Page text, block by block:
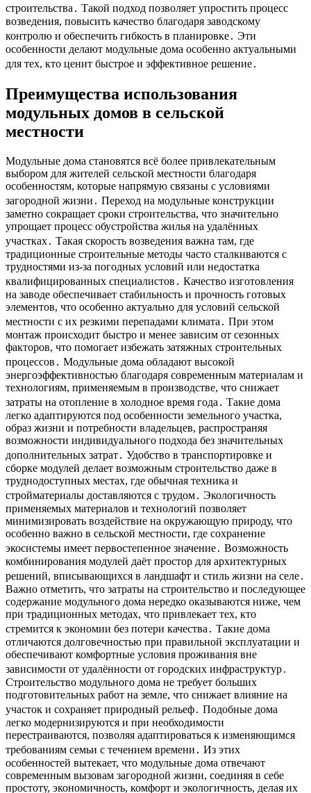
строительства․ Такой подход позволяет упростить процесс
возведения, повысить качество благодаря заводскому
контролю и обеспечить гибкость в планировке․ Эти
особенности делают модульные дома особенно актуальными
для тех, кто ценит быстрое и эффективное решение․
Преимущества использования
модульных домов в сельской
местности
Модульные дома становятся всё более привлекательным
выбором для жителей сельской местности благодаря
особенностям, которые напрямую связаны с условиями
загородной жизни․ Переход на модульные конструкции
заметно сокращает сроки строительства, что значительно
упрощает процесс обустройства жилья на удалённых
участках․ Такая скорость возведения важна там, где
традиционные строительные методы часто сталкиваются с
трудностями из-за погодных условий или недостатка
квалифицированных специалистов․ Качество изготовления
на заводе обеспечивает стабильность и прочность готовых
элементов, что особенно актуально для условий сельской
местности с их резкими перепадами климата․ При этом
монтаж происходит быстро и менее зависим от сезонных
факторов, что помогает избежать затяжных строительных
процессов․ Модульные дома обладают высокой
энергоэффективностью благодаря современным материалам и
технологиям, применяемым в производстве, что снижает
затраты на отопление в холодное время года․ Такие дома
легко адаптируются под особенности земельного участка,
образ жизни и потребности владельцев, распространяя
возможности индивидуального подхода без значительных
дополнительных затрат․ Удобство в транспортировке и
сборке модулей делает возможным строительство даже в
труднодоступных местах, где обычная техника и
стройматериалы доставляются с трудом․ Экологичность
применяемых материалов и технологий позволяет
минимизировать воздействие на окружающую природу, что
особенно важно в сельской местности, где сохранение
экосистемы имеет первостепенное значение․ Возможность
комбинирования модулей даёт простор для архитектурных
решений, вписывающихся в ландшафт и стиль жизни на селе․
Важно отметить, что затраты на строительство и последующее
содержание модульного дома нередко оказываются ниже, чем
при традиционных методах, что привлекает тех, кто
стремится к экономии без потери качества․ Такие дома
отличаются долговечностью при правильной эксплуатации и
обеспечивают комфортные условия проживания вне
зависимости от удалённости от городских инфраструктур․
Строительство модульного дома не требует больших
подготовительных работ на земле, что снижает влияние на
участок и сохраняет природный рельеф․ Подобные дома
легко модернизируются и при необходимости
перестраиваются, позволяя адаптироваться к изменяющимся
требованиям семьи с течением времени․ Из этих
особенностей вытекает, что модульные дома отвечают
современным вызовам загородной жизни, соединяя в себе
простоту, экономичность, комфорт и экологичность, делая их